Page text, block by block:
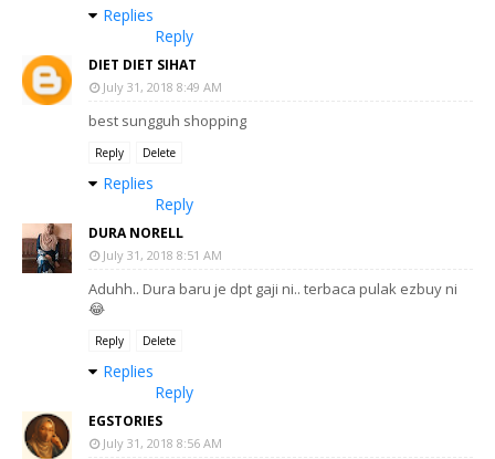
Replies
Reply
DIET DIET SIHAT
July 31, 2018 8:49 AM
best sungguh shopping
Reply Delete
Replies
Reply
DURA NORELL
July 31, 2018 8:51 AM
Aduhh.. Dura baru je dpt gaji ni.. terbaca pulak ezbuy ni
😂
Reply Delete
Replies
Reply
EGSTORIES
July 31, 2018 8:56 AM